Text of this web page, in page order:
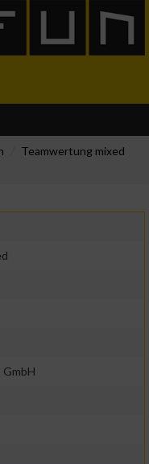
Teamwertung mixed
GmbH